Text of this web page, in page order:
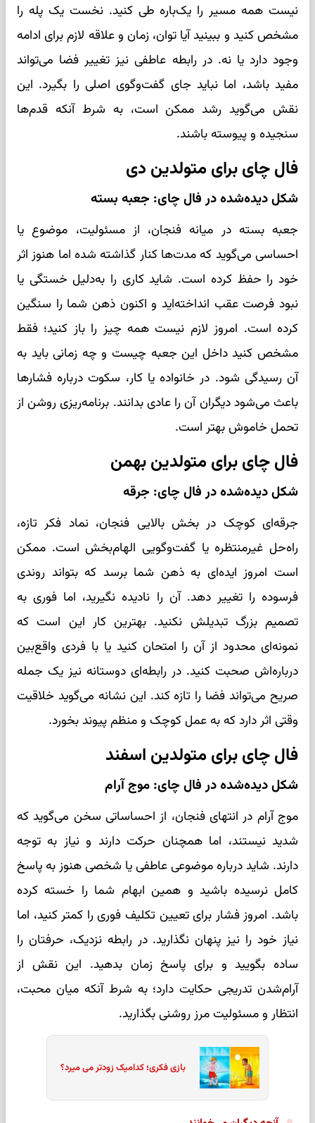
نیست همه مسیر را یک‌باره طی کنید. نخست یک پله را
مشخص کنید و ببینید آیا توان، زمان و علاقه لازم برای ادامه
وجود دارد یا نه. در رابطه عاطفی نیز تغییر فضا می‌تواند
مفید باشد، اما نباید جای گفت‌وگوی اصلی را بگیرد. این
نقش می‌گوید رشد ممکن است، به شرط آنکه قدم‌ها
سنجیده و پیوسته باشند.
فال چای برای متولدین دی
شکل دیده‌شده در فال چای: جعبه بسته
جعبه بسته در میانه فنجان، از مسئولیت، موضوع یا
احساسی می‌گوید که مدت‌ها کنار گذاشته شده اما هنوز اثر
خود را حفظ کرده است. شاید کاری را به‌دلیل خستگی یا
نبود فرصت عقب انداخته‌اید و اکنون ذهن شما را سنگین
کرده است. امروز لازم نیست همه چیز را باز کنید؛ فقط
مشخص کنید داخل این جعبه چیست و چه زمانی باید به
آن رسیدگی شود. در خانواده یا کار، سکوت درباره فشارها
باعث می‌شود دیگران آن را عادی بدانند. برنامه‌ریزی روشن از
تحمل خاموش بهتر است.
فال چای برای متولدین بهمن
شکل دیده‌شده در فال چای: جرقه
جرقه‌ای کوچک در بخش بالایی فنجان، نماد فکر تازه،
راه‌حل غیرمنتظره یا گفت‌وگویی الهام‌بخش است. ممکن
است امروز ایده‌ای به ذهن شما برسد که بتواند روندی
فرسوده را تغییر دهد. آن را نادیده نگیرید، اما فوری به
تصمیم بزرگ تبدیلش نکنید. بهترین کار این است که
نمونه‌ای محدود از آن را امتحان کنید یا با فردی واقع‌بین
درباره‌اش صحبت کنید. در رابطه‌ای دوستانه نیز یک جمله
صریح می‌تواند فضا را تازه کند. این نشانه می‌گوید خلاقیت
وقتی اثر دارد که به عمل کوچک و منظم پیوند بخورد.
فال چای برای متولدین اسفند
شکل دیده‌شده در فال چای: موج آرام
موج آرام در انتهای فنجان، از احساساتی سخن می‌گوید که
شدید نیستند، اما همچنان حرکت دارند و نیاز به توجه
دارند. شاید درباره موضوعی عاطفی یا شخصی هنوز به پاسخ
کامل نرسیده باشید و همین ابهام شما را خسته کرده
باشد. امروز فشار برای تعیین تکلیف فوری را کمتر کنید، اما
نیاز خود را نیز پنهان نگذارید. در رابطه نزدیک، حرفتان را
ساده بگویید و برای پاسخ زمان بدهید. این نقش از
آرام‌شدن تدریجی حکایت دارد؛ به شرط آنکه میان محبت،
انتظار و مسئولیت مرز روشنی بگذارید.
بازی فکری؛ کدامیک زودتر می میرد؟